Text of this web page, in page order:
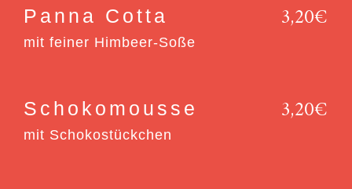
Panna Cotta 3,20€
mit feiner Himbeer-Soße
Schokomousse 3,20€
mit Schokostückchen